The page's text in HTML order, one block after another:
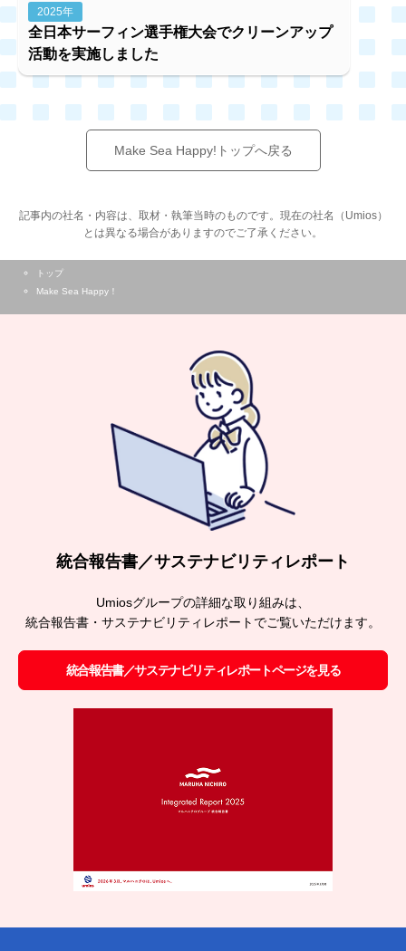
2025年
全日本サーフィン選手権大会でクリーンアップ
活動を実施しました
Make Sea Happy!トップへ戻る
記事内の社名・内容は、取材・執筆当時のものです。現在の社名（Umios）
とは異なる場合がありますのでご了承ください。
トップ
Make Sea Happy！
統合報告書／サステナビリティレポート
Umiosグループの詳細な取り組みは、
統合報告書・サステナビリティレポートでご覧いただけます。
統合報告書／サステナビリティレポートページを見る